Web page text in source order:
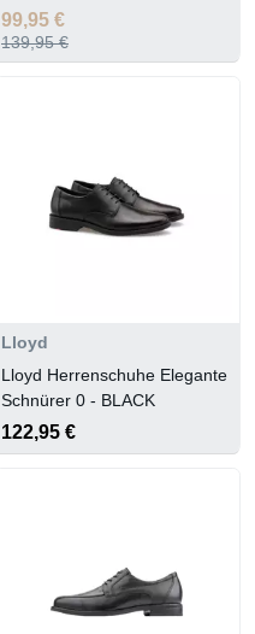
99,95 €
139,95 €
Lloyd
Lloyd Herrenschuhe Elegante
Schnürer 0 - BLACK
122,95 €